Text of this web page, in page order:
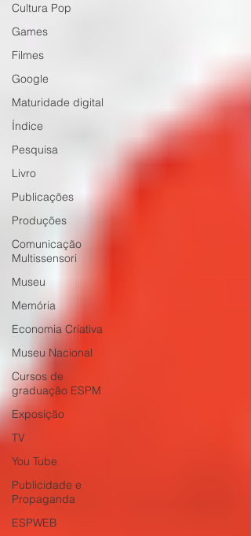
Cultura Pop
Games
Filmes
Google
Maturidade digital
Índice
Pesquisa
Livro
Publicações
Produções
Comunicação
Multissensori
Museu
Memória
Economia Criativa
Museu Nacional
Cursos de
graduação ESPM
Exposição
TV
You Tube
Publicidade e
Propaganda
ESPWEB